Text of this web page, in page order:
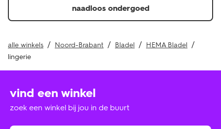
naadloos ondergoed
alle winkels Noord-Brabant Bladel
HEMA Bladel
lingerie
vind een winkel
zoek een winkel bij jou in de buurt